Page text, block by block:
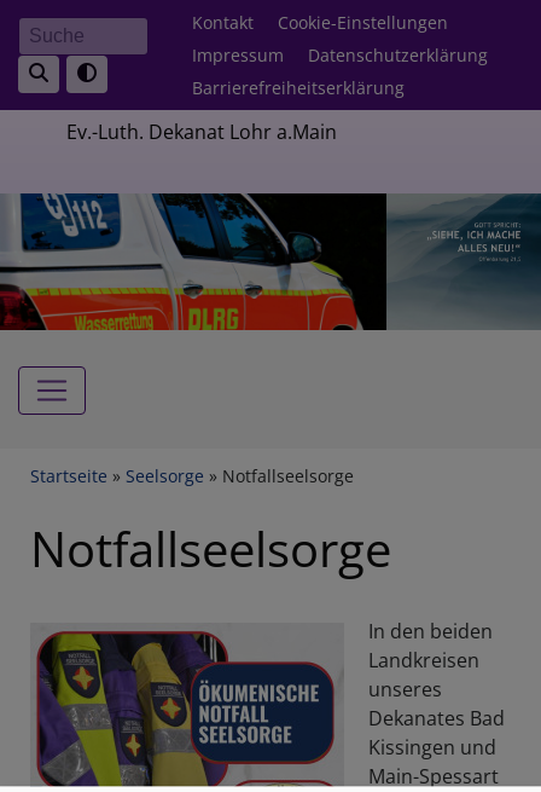
Direkt
zum
Inhalt
Suche Fußbereichsmenü
Kontakt
Cookie-Einstellungen
Impressum
Datenschutzerklärung
Barrierefreiheitserklärung
Ev.-Luth. Dekanat Lohr a.Main
Hauptnavigation
Breadcrumb
Startseite Seelsorge Notfallseelsorge
Notfallseelsorge
In den beiden
Landkreisen
unseres
Dekanates Bad
Kissingen und
Main-Spessart